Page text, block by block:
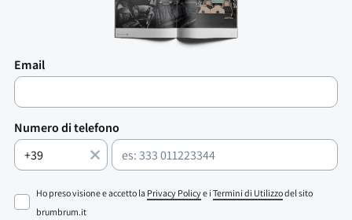
Email
Numero di telefono
Ho preso visione e accetto la Privacy Policye i Termini di Utilizzodel sito
brumbrum.it